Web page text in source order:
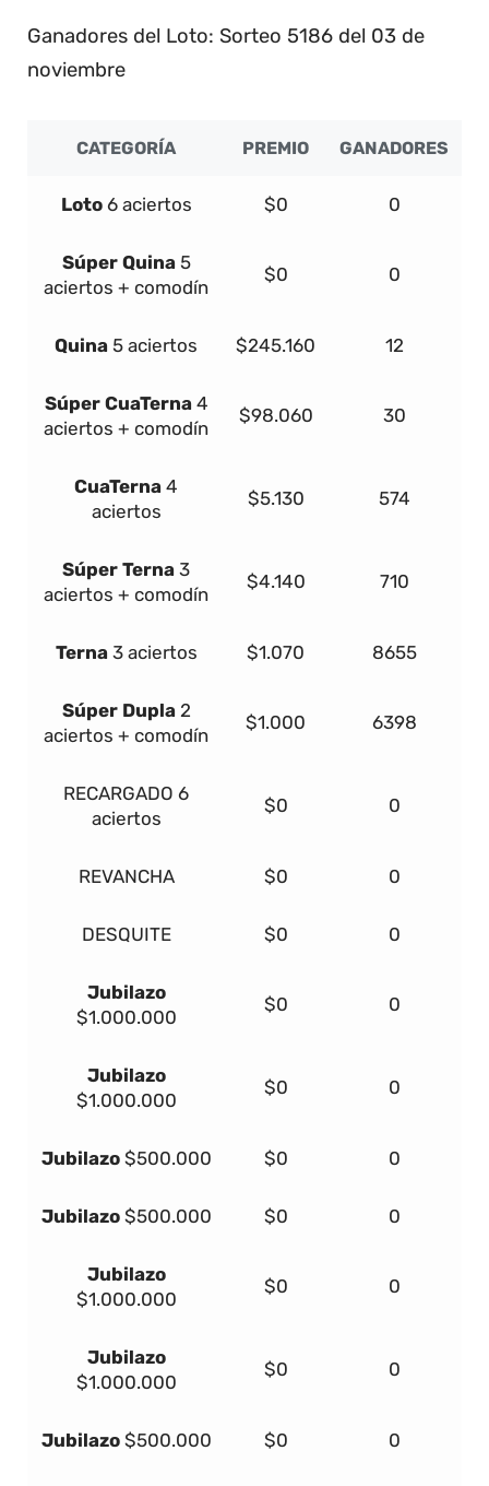
Ganadores del Loto: Sorteo 5186 del 03 de
noviembre
CATEGORÍA PREMIO GANADORES
Loto 6 aciertos $0 0
Súper Quina 5
aciertos + comodín
$0 0
Quina 5 aciertos $245.160 12
Súper CuaTerna 4
aciertos + comodín
$98.060 30
CuaTerna 4
aciertos
$5.130 574
Súper Terna 3
aciertos + comodín
$4.140 710
Terna 3 aciertos $1.070 8655
Súper Dupla 2
aciertos + comodín
$1.000 6398
RECARGADO 6
aciertos
$0 0
REVANCHA $0 0
DESQUITE $0 0
Jubilazo
$1.000.000
$0 0
Jubilazo
$1.000.000
$0 0
Jubilazo $500.000 $0 0
Jubilazo $500.000 $0 0
Jubilazo
$1.000.000
$0 0
Jubilazo
$1.000.000
$0 0
Jubilazo $500.000 $0 0